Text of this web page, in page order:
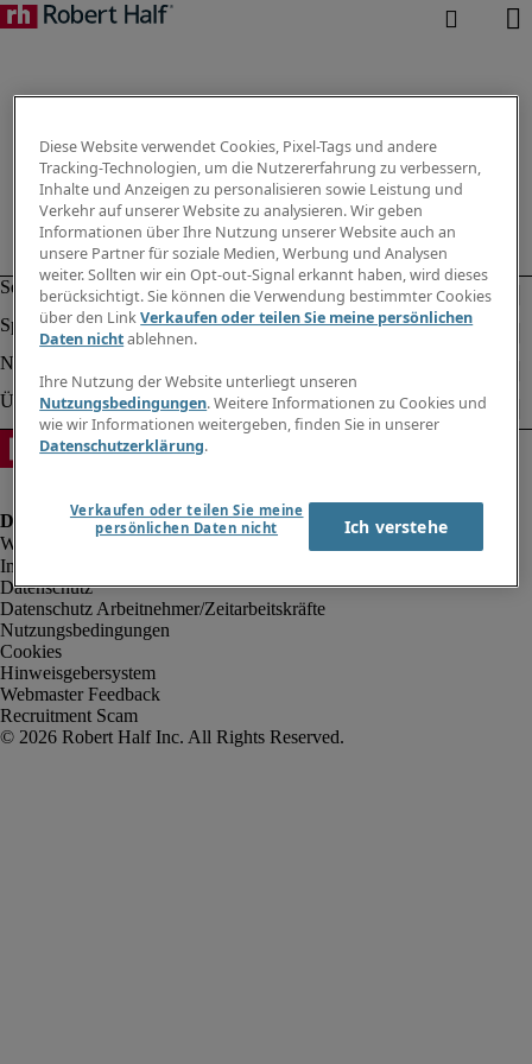
Impressum
Datenschutz
Datenschutz Arbeitnehmer/Zeitarbeitskräfte
Nutzungsbedingungen
Cookies
Hinweisgebersystem
Webmaster Feedback
Recruitment Scam
Diese Website verwendet Cookies, Pixel-Tags und andere
Tracking-Technologien, um die Nutzererfahrung zu verbessern,
Inhalte und Anzeigen zu personalisieren sowie Leistung und
Verkehr auf unserer Website zu analysieren. Wir geben
Informationen über Ihre Nutzung unserer Website auch an
unsere Partner für soziale Medien, Werbung und Analysen
weiter. Sollten wir ein Opt-out-Signal erkannt haben, wird dieses
berücksichtigt. Sie können die Verwendung bestimmter Cookies
über den LinkVerkaufen oder teilen Sie meine persönlichen
Daten nichtablehnen.
Ihre Nutzung der Website unterliegt unseren
Nutzungsbedingungen. Weitere Informationen zu Cookies und
wie wir Informationen weitergeben, finden Sie in unserer
Datenschutzerklärung.
Verkaufen oder teilen Sie meine
persönlichen Daten nicht
Ich verstehe